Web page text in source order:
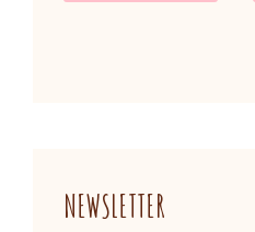
NEWSLETTER